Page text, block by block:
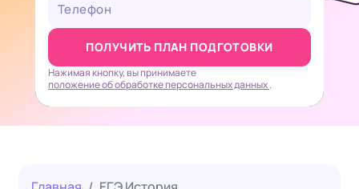
ПОЛУЧИТЬ ПЛАН ПОДГОТОВКИ
Нажимая кнопку, вы принимаете
положение об обработке персональных данных.